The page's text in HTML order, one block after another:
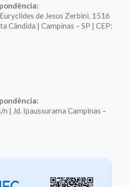
de Jesus Zerbini, 1516
Cândida | Campinas – SP | CEP:
| Jd. Ipaussurama Campinas –